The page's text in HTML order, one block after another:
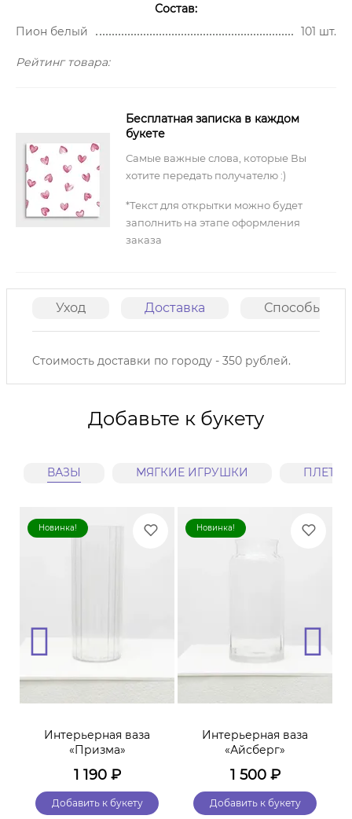
Состав:
Пион белый
101 шт.
Рейтинг товара:
Бесплатная записка в каждом
букете
Самые важные слова, которые Вы
хотите передать получателю :)
*Текст для открытки можно будет
заполнить на этапе оформления
заказа
Уход Доставка Способы
Стоимость доставки по городу - 350 рублей.
Добавьте к букету
ВАЗЫ МЯГКИЕ ИГРУШКИ
Новинка!
Интерьерная ваза
«Призма»
1 190₽
Добавить к букету
Новинка!
Интерьерная ваза
«Айсберг»
1 500₽
Добавить к букету